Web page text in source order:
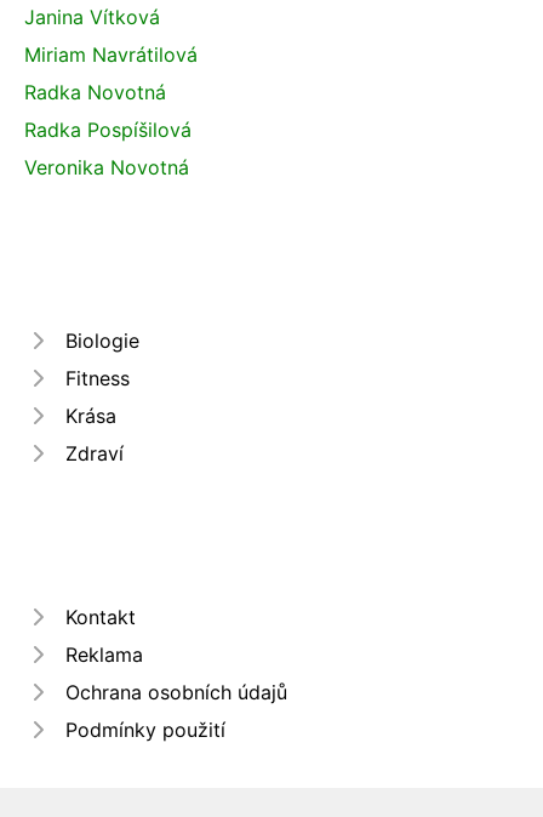
Janina Vítková
Miriam Navrátilová
Radka Novotná
Radka Pospíšilová
Veronika Novotná
Biologie
Fitness
Krása
Zdraví
Kontakt
Reklama
Ochrana osobních údajů
Podmínky použití